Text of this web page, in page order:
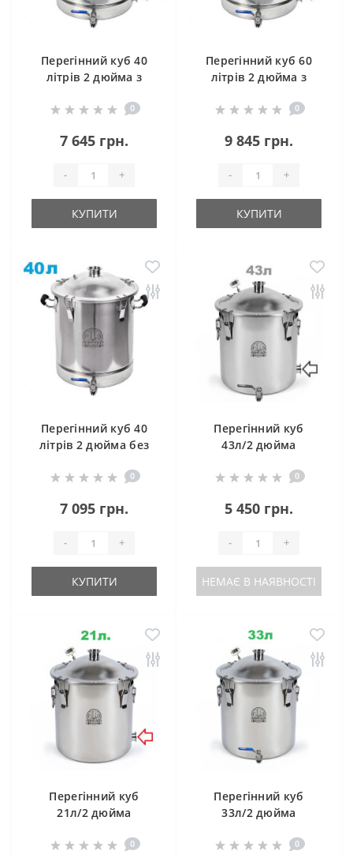
Перегінний куб 40
літрів 2 дюйма з
0
7 645 грн.
- +
КУПИТИ
Перегінний куб 60
літрів 2 дюйма з
0
9 845 грн.
- +
КУПИТИ
Перегінний куб 40
літрів 2 дюйма без
0
7 095 грн.
- +
КУПИТИ
Перегінний куб
43л/2 дюйма
клампом під тен)
0
5 450 грн.
- +
НЕМАЄ В НАЯВНОСТІ
Перегінний куб
21л/2 дюйма
клампом під тен)
0
Перегінний куб
33л/2 дюйма
0